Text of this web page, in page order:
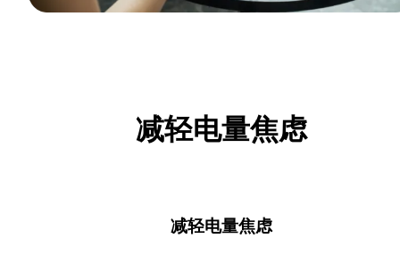
减轻电量焦虑
减轻电量焦虑